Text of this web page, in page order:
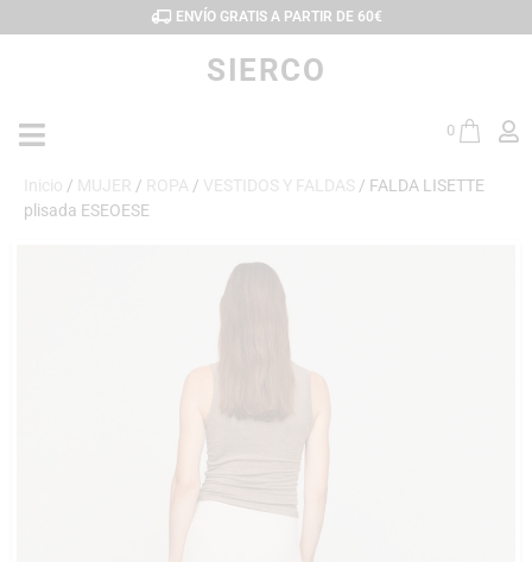
ENVÍO GRATIS A PARTIR DE 60€
SIERCO
0
Inicio / MUJER / ROPA / VESTIDOS Y FALDAS / FALDA LISETTE
plisada ESEOESE